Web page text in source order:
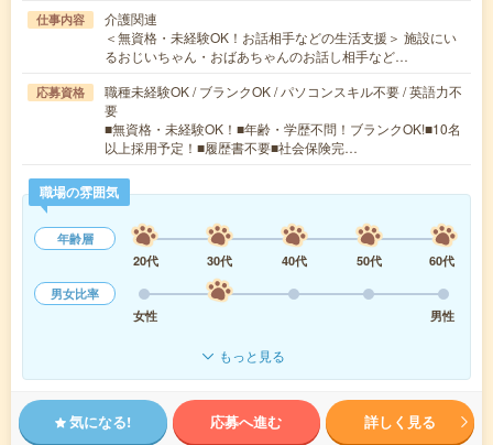
仕事内容
介護関連
＜無資格・未経験OK！お話相手などの生活支援＞ 施設にい
るおじいちゃん・おばあちゃんのお話し相手など…
応募資格
職種未経験OK / ブランクOK / パソコンスキル不要 / 英語力不
要
■無資格・未経験OK！■年齢・学歴不問！ブランクOK!■10名
以上採用予定！■履歴書不要■社会保険完…
職場の雰囲気
年齢層
20代
30代 40代 50代
60代
男女比率
女性
男性
もっと見る
気になる! 応募へ進む 詳しく見る